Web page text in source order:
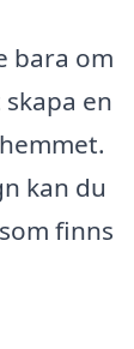
bara om
en
kan du
finns